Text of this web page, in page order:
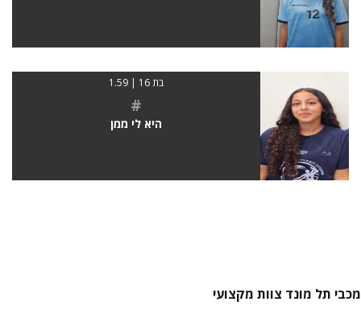
בת 16 | 1.59
#
היא לי ממן
מכבי תל מונד צוות מקצועי